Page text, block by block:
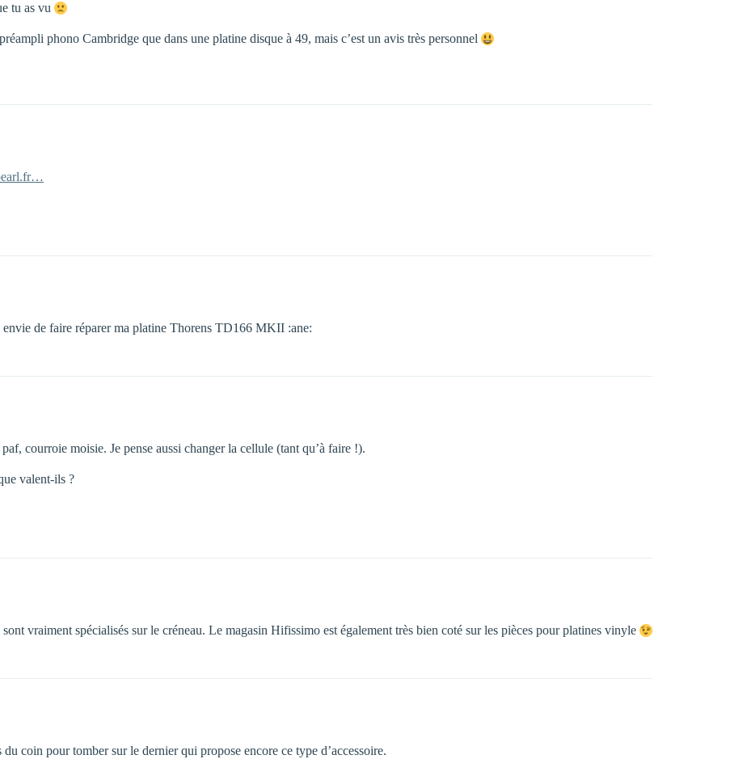
tu as vu
phono Cambridge que dans une platine disque à 49, mais c’est un avis très personnel
envie de faire réparer ma platine Thorens TD166 MKII :ane:
courroie moisie. Je pense aussi changer la cellule (tant qu’à faire !).
valent-ils ?
vraiment spécialisés sur le créneau. Le magasin Hifissimo est également très bien coté sur les pièces pour platines vinyle
coin pour tomber sur le dernier qui propose encore ce type d’accessoire.